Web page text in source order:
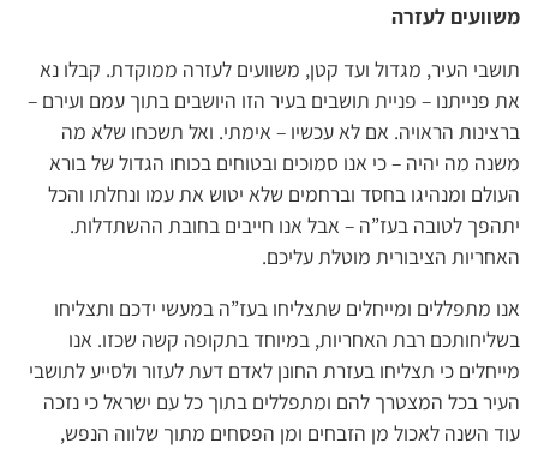
משוועים לעזרה
תושבי העיר, מגדול ועד קטן, משוועים לעזרה ממוקדת. קבלו נא
את פנייתנו – פניית תושבים בעיר הזו היושבים בתוך עמם ועירם –
ברצינות הראויה. אם לא עכשיו – אימתי. ואל תשכחו שלא מה
משנה מה יהיה – כי אנו סמוכים ובטוחים בכוחו הגדול של בורא
העולם ומנהיגו בחסד וברחמים שלא יטוש את עמו ונחלתו והכל
יתהפך לטובה בעז”ה – אבל אנו חייבים בחובת ההשתדלות.
האחריות הציבורית מוטלת עליכם.
אנו מתפללים ומייחלים שתצליחו בעז”ה במעשי ידכם ותצליחו
בשליחותכם רבת האחריות, במיוחד בתקופה קשה שכזו. אנו
מייחלים כי תצליחו בעזרת החונן לאדם דעת לעזור ולסייע לתושבי
העיר בכל המצטרך להם ומתפללים בתוך כל עם ישראל כי נזכה
עוד השנה לאכול מן הזבחים ומן הפסחים מתוך שלווה הנפש,